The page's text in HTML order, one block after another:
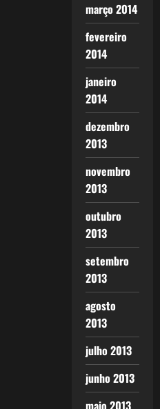
março 2014
fevereiro
2014
janeiro
2014
dezembro
2013
novembro
2013
outubro
2013
setembro
2013
agosto
2013
julho 2013
junho 2013
maio 2013